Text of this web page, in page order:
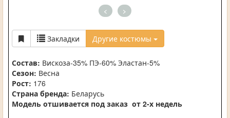
< >
Закладки Другие костюмы
Состав: Вискоза-35% ПЭ-60% Эластан-5%
Сезон: Весна
Рост: 176
Страна бренда: Беларусь
Модель отшивается под заказ от 2-х недель